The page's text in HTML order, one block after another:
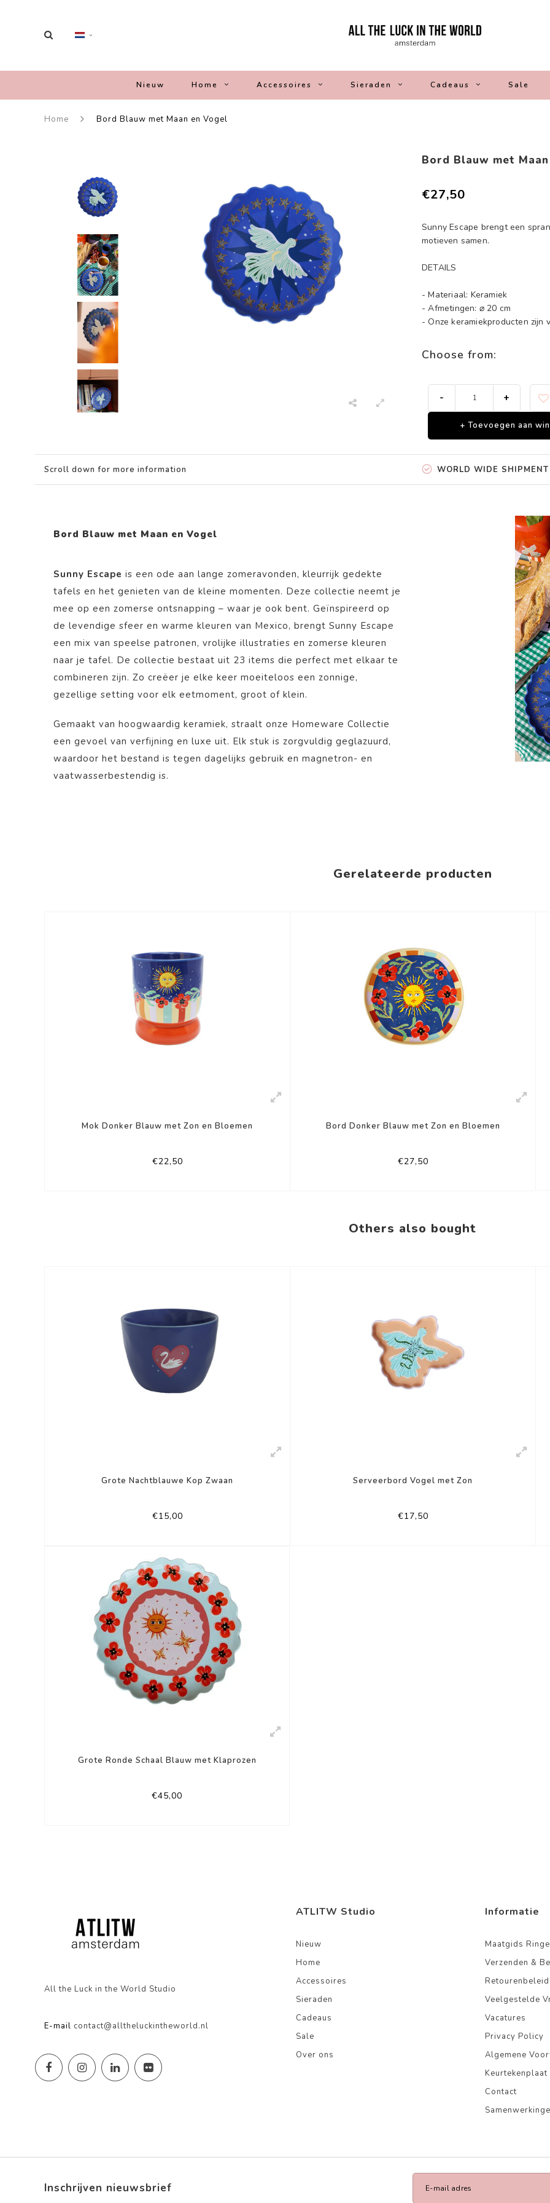
Nieuw Home Accessoires Sieraden Cadeaus Sale
Home Bord Blauw met Maan en Vogel
Bord Blauw met
€27,50
Sunny Escape brengt een
motieven samen.
DETAILS
- Materiaal: Keramiek
- Afmetingen: ⌀ 20 cm
- Onze keramiekproducten
Choose from:
- +
+ Toevoegen aan
Scroll down for more information WORLD WIDE SHIPMENT
Bord Blauw met Maan en Vogel
Sunny Escape is een ode aan lange zomeravonden, kleurrijk gedekte
tafels en het genieten van de kleine momenten. Deze collectie neemt je
mee op een zomerse ontsnapping – waar je ook bent. Geïnspireerd op
de levendige sfeer en warme kleuren van Mexico, brengt Sunny Escape
een mix van speelse patronen, vrolijke illustraties en zomerse kleuren
naar je tafel. De collectie bestaat uit 23 items die perfect met elkaar te
combineren zijn. Zo creëer je elke keer moeiteloos een zonnige,
gezellige setting voor elk eetmoment, groot of klein.
Gemaakt van hoogwaardig keramiek, straalt onze Homeware Collectie
een gevoel van verfijning en luxe uit. Elk stuk is zorgvuldig geglazuurd,
waardoor het bestand is tegen dagelijks gebruik en magnetron- en
vaatwasserbestendig is.
Gerelateerde producten
Mok Donker Blauw met Zon en Bloemen
€22,50
Bord Donker Blauw met Zon en Bloemen
€27,50
Others also bought
Grote Nachtblauwe Kop Zwaan
€15,00
Serveerbord Vogel met Zon
€17,50
Grote Ronde Schaal Blauw met Klaprozen
€45,00
All the Luck in the World Studio
E-mail contact@alltheluckintheworld.nl
ATLITW Studio
Nieuw
Home
Accessoires
Sieraden
Cadeaus
Sale
Over ons
Informatie
Maatgids
Verzenden &
Retourenbeleid
Veelgestelde
Vacatures
Privacy Policy
Algemene
Keurtekenplaat
Contact
Inschrijven nieuwsbrief